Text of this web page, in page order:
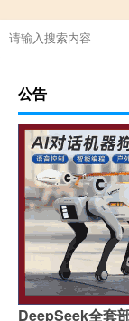
公告
DeepSeek全套